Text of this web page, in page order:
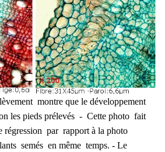
montre que le développement
les pieds prélevés - Cette photo fait
régression par rapport à la photo
semés en même temps. - Le